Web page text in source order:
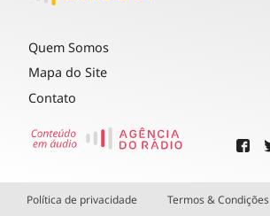
Quem Somos
Mapa do Site
Contato
Política de privacidade Termos & Condições